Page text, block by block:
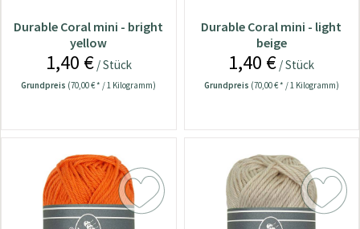
Durable Coral mini - bright
yellow
1,40 €/ Stück
Grundpreis (70,00 € * / 1 Kilogramm)
Durable Coral mini - light
beige
1,40 € / Stück
Grundpreis (70,00 € * / 1 Kilogramm)